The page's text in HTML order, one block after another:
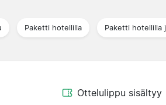
Paketti hotellilla Paketti hotellilla
Ottelulippu sisältyy